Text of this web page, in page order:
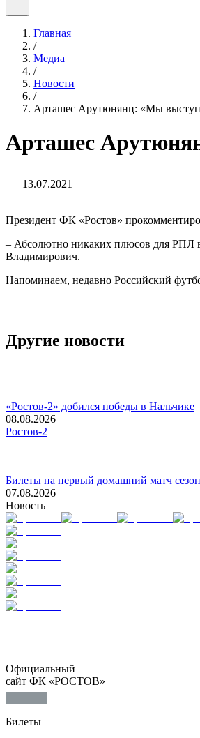
Главная
/
Медиа
/
Новости
/
Арташес Арутюнянц: «Мы
Арташес
13.07.2021
Президент ФК «Ростов»
– Абсолютно никаких плюсов для РПЛ
Владимирович.
Напоминаем, недавно Российский
Другие новости
«Ростов-2» добился победы в Нальчике
08.08.2026
Ростов-2
Билеты на первый домашний матч
07.08.2026
Новость
Официальный
сайт ФК «РОСТОВ»
Билеты